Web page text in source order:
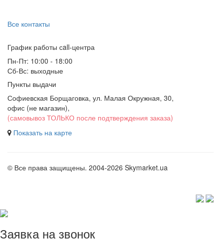
Все контакты
График работы сall-центра
Пн-Пт: 10:00 - 18:00
Сб-Вс: выходные
Пункты выдачи
Софиевская Борщаговка, ул. Малая Окружная, 30,
офис (не магазин),
(самовывоз ТОЛЬКО после подтверждения заказа)
Показать на карте
© Все права защищены. 2004-2026 Skymarket.ua
Заявка на звонок